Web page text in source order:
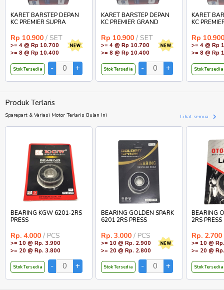
KARET BARSTEP DEPAN
KC PREMIER SUPRA
Rp 10.900 / SET
>= 4 @ Rp 10.700
>= 8 @ Rp 10.400
Stok Tersedia
KARET BARSTEP DEPAN
KC PREMIER GRAND
Rp 10.900 / SET
>= 4 @ Rp 10.700
>= 8 @ Rp 10.400
Stok Tersedia
KARET
KC
Rp 10.900
>= 4 @ Rp
>= 8 @ Rp
Stok Tersedia
Produk Terlaris
Sparepart & Variasi Motor Terlaris Bulan Ini Lihat semua
BEARING KGW 6201-2RS
PRESS
Rp. 4.000 / PCS
>= 10 @ Rp. 3.900
>= 20 @ Rp. 3.800
Stok Tersedia
BEARING GOLDEN SPARK
6201 2RS PRESS
Rp. 3.000 / PCS
>= 10 @ Rp. 2.900
>= 20 @ Rp. 2.800
Stok Tersedia
BEARING
2RS PRESS
Rp. 2.700
>= 10 @
>= 20 @
Stok Tersedia